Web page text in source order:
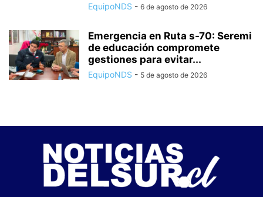
EquipoNDS - 6 de agosto de 2026
Emergencia en Ruta s-70: Seremi
de educación compromete
gestiones para evitar...
EquipoNDS - 5 de agosto de 2026